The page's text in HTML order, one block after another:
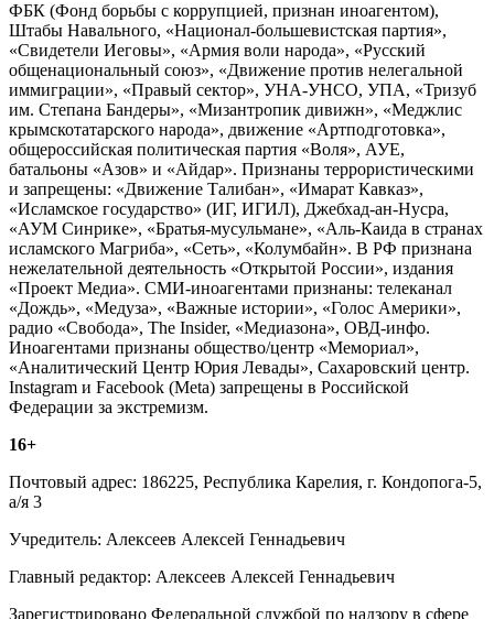
ФБК (Фонд борьбы с коррупцией, признан иноагентом),
Штабы Навального, «Национал-большевистская партия»,
«Свидетели Иеговы», «Армия воли народа», «Русский
общенациональный союз», «Движение против нелегальной
иммиграции», «Правый сектор», УНА-УНСО, УПА, «Тризуб
им. Степана Бандеры», «Мизантропик дивижн», «Меджлис
крымскотатарского народа», движение «Артподготовка»,
общероссийская политическая партия «Воля», АУЕ,
батальоны «Азов» и «Айдар». Признаны террористическими
и запрещены: «Движение Талибан», «Имарат Кавказ»,
«Исламское государство» (ИГ, ИГИЛ), Джебхад-ан-Нусра,
«АУМ Синрике», «Братья-мусульмане», «Аль-Каида в странах
исламского Магриба», «Сеть», «Колумбайн». В РФ признана
нежелательной деятельность «Открытой России», издания
«Проект Медиа». СМИ-иноагентами признаны: телеканал
«Дождь», «Медуза», «Важные истории», «Голос Америки»,
радио «Свобода», The Insider, «Медиазона», ОВД-инфо.
Иноагентами признаны общество/центр «Мемориал»,
«Аналитический Центр Юрия Левады», Сахаровский центр.
Instagram и Facebook (Metа) запрещены в Российской
Федерации за экстремизм.
16+
Почтовый адрес: 186225, Республика Карелия, г. Кондопога-5,
а/я 3
Учредитель: Алексеев Алексей Геннадьевич
Главный редактор: Алексеев Алексей Геннадьевич
Зарегистрировано Федеральной службой по надзору в сфере